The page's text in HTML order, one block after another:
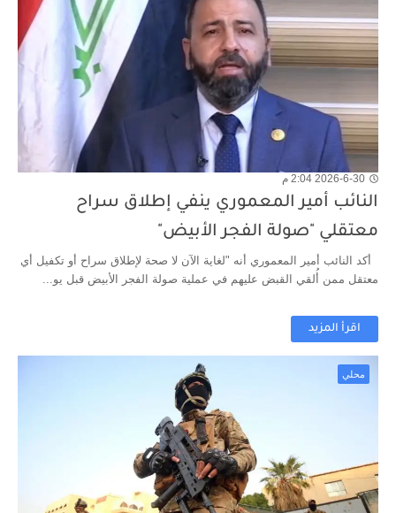
2026-6-30 2:04 م
النائب أمير المعموري ينفي إطلاق سراح
معتقلي "صولة الفجر الأبيض"
أكد النائب أمير المعموري أنه "لغاية الآن لا صحة لإطلاق سراح أو تكفيل أي
معتقل ممن أُلقي القبض عليهم في عملية صولة الفجر الأبيض قبل يو...
اقرأ المزيد
محلي